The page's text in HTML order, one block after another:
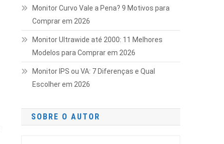
Monitor Curvo Vale a Pena? 9 Motivos para
Comprar em 2026
Monitor Ultrawide até 2000: 11 Melhores
Modelos para Comprar em 2026
Monitor IPS ou VA: 7 Diferenças e Qual
Escolher em 2026
SOBRE O AUTOR